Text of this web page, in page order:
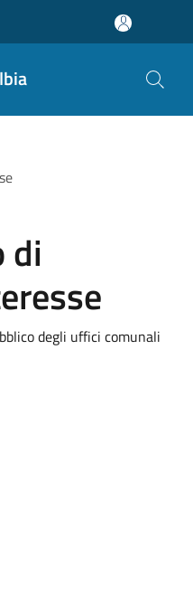
di
degli uffici comunali